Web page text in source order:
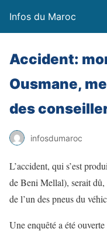
Infos du Maroc
Accident:
Ousmane,
des
infosdumaroc
L’accident, qui s’est
de Beni Mellal), serait dû,
de l’un des pneus du
Une enquêté a été